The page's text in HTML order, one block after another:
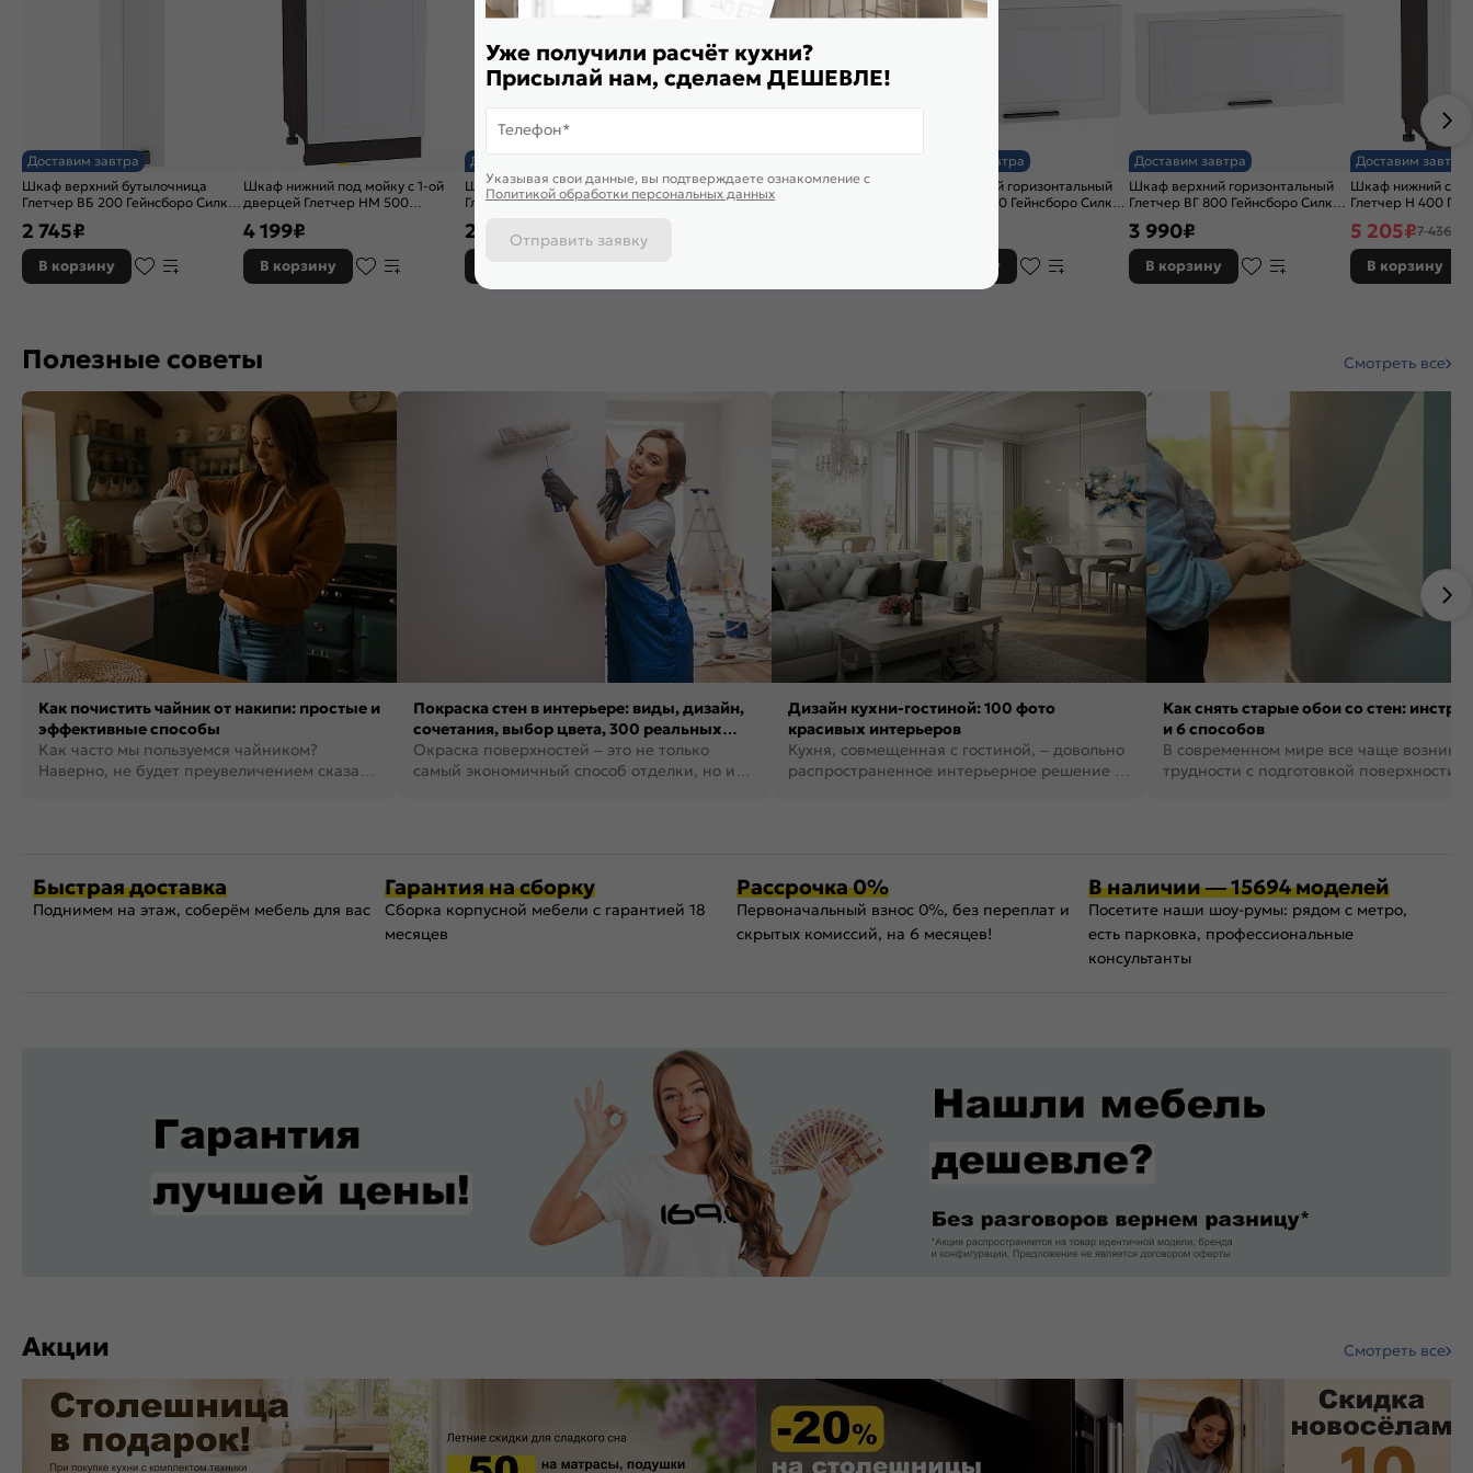
Доставим завтра
Шкаф верхний бутылочница
Глетчер ВБ 200 Гейнсборо Силк-
2 745₽
В корзину
Шкаф нижний под мойку с 1-ой
дверцей Глетчер НМ 500
4 199₽
В корзину
Доставим завтра
Шкаф верхний бутылочница
Глетчер ВБ 150 Гейнсборо Силк-
2 235₽
Шкаф нижний под мойку с 1-ой
дверцей Глетчер НМ 500
Доставим завтра
Шкаф верхний горизонтальный
Глетчер ВГ 600 Гейнсборо Силк-
В корзину
Доставим завтра
Шкаф верхний горизонтальный
Глетчер ВГ 800 Гейнсборо Силк-
3 990₽
В корзину
Доставим завтра
Шкаф нижний с 1-
Глетчер Н 400
5 205₽7 436 ₽
В корзину
Полезные советы Смотреть все
Как почистить чайник от накипи: простые и
эффективные способы
Как часто мы пользуемся чайником?
Наверно, не будет преувеличением сказать,
Покраска стен в интерьере: виды, дизайн,
сочетания, выбор цвета, 300 реальных
фото
Окраска поверхностей – это не только
самый экономичный способ отделки, но и
Дизайн кухни-гостиной: 100 фото
красивых интерьеров
Кухня, совмещенная с гостиной, – довольно
распространенное интерьерное решение в
Как снять старые обои со стен:
и 6 способов
В современном мире все чаще
трудности с подготовкой поверхности
Быстрая доставка
Поднимем на этаж, соберём мебель для вас
Гарантия на сборку
Сборка корпусной мебели с гарантией 18
месяцев
Рассрочка 0%
Первоначальный взнос 0%, без переплат и
скрытых комиссий, на 6 месяцев!
В наличии — 15694 моделей
Посетите наши шоу-румы: рядом с метро,
есть парковка, профессиональные
консультанты
Акции Смотреть все
Уже получили расчёт кухни?
Присылай нам, сделаем ДЕШЕВЛЕ!
Телефон*
Указывая свои данные, вы подтверждаете ознакомление c
Политикой обработки персональных данных
Отправить заявку